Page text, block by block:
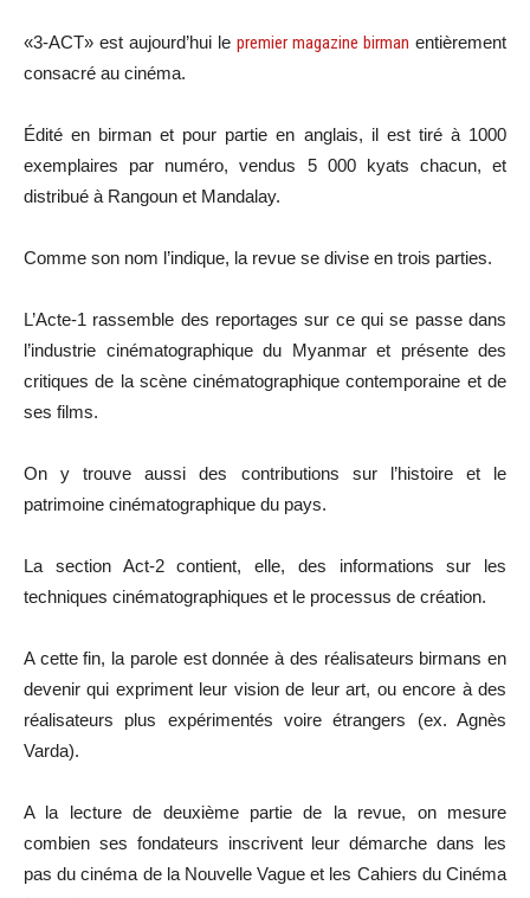
«3-ACT» est aujourd’hui le premier magazine birman entièrement
consacré au cinéma.
Édité en birman et pour partie en anglais, il est tiré à 1000
exemplaires par numéro, vendus 5 000 kyats chacun, et
distribué à Rangoun et Mandalay.
Comme son nom l’indique, la revue se divise en trois parties.
L’Acte-1 rassemble des reportages sur ce qui se passe dans
l’industrie cinématographique du Myanmar et présente des
critiques de la scène cinématographique contemporaine et de
ses films.
On y trouve aussi des contributions sur l’histoire et le
patrimoine cinématographique du pays.
La section Act-2 contient, elle, des informations sur les
techniques cinématographiques et le processus de création.
A cette fin, la parole est donnée à des réalisateurs birmans en
devenir qui expriment leur vision de leur art, ou encore à des
réalisateurs plus expérimentés voire étrangers (ex. Agnès
Varda).
A la lecture de deuxième partie de la revue, on mesure
combien ses fondateurs inscrivent leur démarche dans les
pas du cinéma de la Nouvelle Vague et les Cahiers du Cinéma